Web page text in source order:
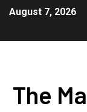
August 7, 2026
The